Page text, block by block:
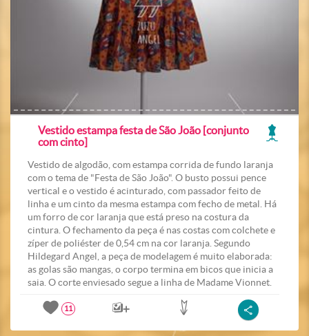
Vestido estampa festa de São João [conjunto
com cinto]
Vestido de algodão, com estampa corrida de fundo laranja
com o tema de "Festa de São João". O busto possui pence
vertical e o vestido é acinturado, com passador feito de
linha e um cinto da mesma estampa com fecho de metal. Há
um forro de cor laranja que está preso na costura da
cintura. O fechamento da peça é nas costas com colchete e
zíper de poliéster de 0,54 cm na cor laranja. Segundo
Hildegard Angel, a peça de modelagem é muito elaborada:
as golas são mangas, o corpo termina em bicos que inicia a
saia. O corte enviesado segue a linha de Madame Vionnet.
11